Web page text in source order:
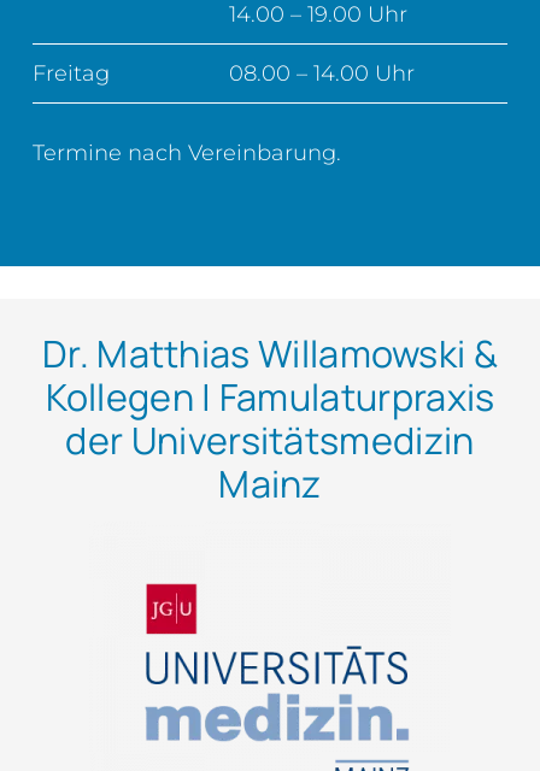
14.00 – 19.00 Uhr
Freitag 08.00 – 14.00 Uhr
Termine nach Vereinbarung.
Dr. Matthias Willamowski &
Kollegen | Famulaturpraxis
der Universitätsmedizin
Mainz